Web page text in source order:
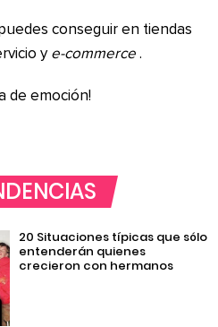
conseguir en tiendas
y e-commerce .
de emoción!
20 Situaciones típicas que sólo
entenderán quienes
crecieron con hermanos